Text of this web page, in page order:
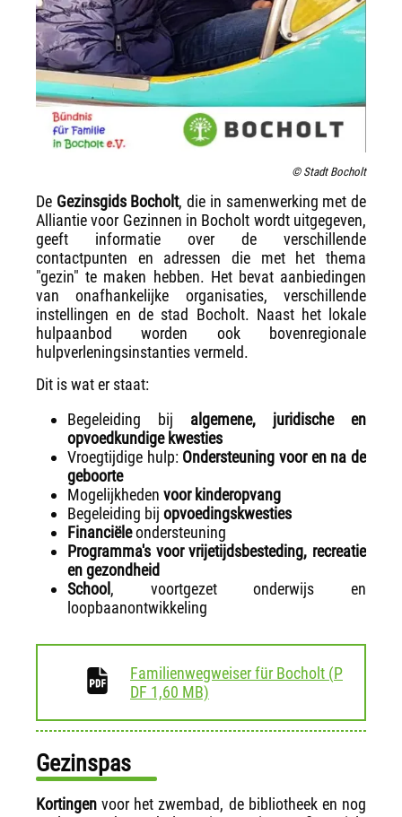
© Stadt Bocholt
De Gezinsgids Bocholt, die in samenwerking met de
Alliantie voor Gezinnen in Bocholt wordt uitgegeven,
geeft informatie over de verschillende
contactpunten en adressen die met het thema
"gezin" te maken hebben. Het bevat aanbiedingen
van onafhankelijke organisaties, verschillende
instellingen en de stad Bocholt. Naast het lokale
hulpaanbod worden ook bovenregionale
hulpverleningsinstanties vermeld.
Dit is wat er staat:
Begeleiding bij algemene, juridische en
opvoedkundige kwesties
Vroegtijdige hulp: Ondersteuning voor en na de
geboorte
Mogelijkheden voor kinderopvang
Begeleiding bij opvoedingskwesties
Financiëleondersteuning
Programma's voor vrijetijdsbesteding, recreatie
en gezondheid
School , voortgezet onderwijs en
loopbaanontwikkeling
Familienwegweiser für Bocholt (P
DF 1,60 MB)
Gezinspas
Kortingen voor het zwembad, de bibliotheek en nog